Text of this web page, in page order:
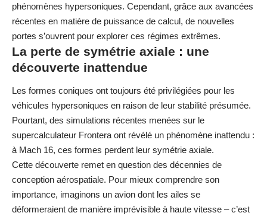
phénomènes hypersoniques. Cependant, grâce aux avancées
récentes en matière de puissance de calcul, de nouvelles
portes s’ouvrent pour explorer ces régimes extrêmes.
La perte de symétrie axiale : une
découverte inattendue
Les formes coniques ont toujours été privilégiées pour les
véhicules hypersoniques en raison de leur stabilité présumée.
Pourtant, des simulations récentes menées sur le
supercalculateur Frontera ont révélé un phénomène inattendu :
à Mach 16, ces formes perdent leur symétrie axiale.
Cette découverte remet en question des décennies de
conception aérospatiale. Pour mieux comprendre son
importance, imaginons un avion dont les ailes se
déformeraient de manière imprévisible à haute vitesse – c’est